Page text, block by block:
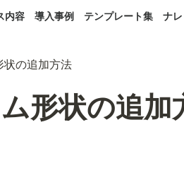
内容 導入事例 テンプレート集 ナ
状の追加方法
形状の追加